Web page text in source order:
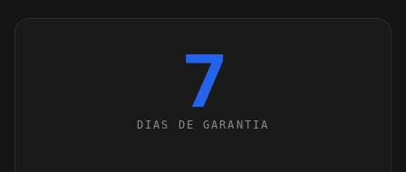
7
DIAS DE GARANTIA